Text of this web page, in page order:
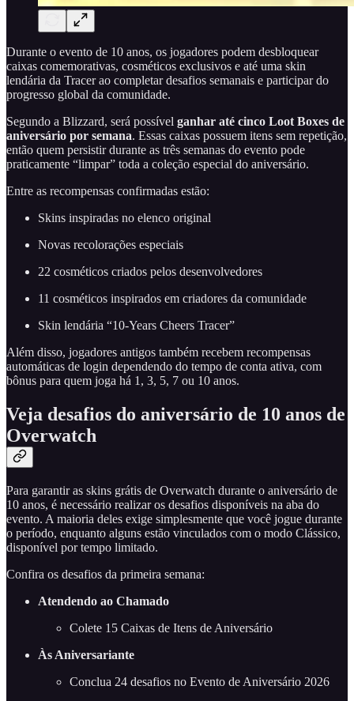
Durante o evento de 10 anos, os jogadores podem desbloquear
caixas comemorativas, cosméticos exclusivos e até uma skin
lendária da Tracer ao completar desafios semanais e participar do
progresso global da comunidade.
Segundo a Blizzard, será possível ganhar até cinco Loot Boxes de
aniversário por semana. Essas caixas possuem itens sem repetição,
então quem persistir durante as três semanas do evento pode
praticamente “limpar” toda a coleção especial do aniversário.
Entre as recompensas confirmadas estão:
Skins inspiradas no elenco original
Novas recolorações especiais
22 cosméticos criados pelos desenvolvedores
11 cosméticos inspirados em criadores da comunidade
Skin lendária “10-Years Cheers Tracer”
Além disso, jogadores antigos também recebem recompensas
automáticas de login dependendo do tempo de conta ativa, com
bônus para quem joga há 1, 3, 5, 7 ou 10 anos.
Veja desafios do aniversário de 10 anos de
Overwatch
Para garantir as skins grátis de Overwatch durante o aniversário de
10 anos, é necessário realizar os desafios disponíveis na aba do
evento. A maioria deles exige simplesmente que você jogue durante
o período, enquanto alguns estão vinculados com o modo Clássico,
disponível por tempo limitado.
Confira os desafios da primeira semana:
Atendendo ao Chamado
Colete 15 Caixas de Itens de Aniversário
Às Aniversariante
Conclua 24 desafios no Evento de Aniversário 2026